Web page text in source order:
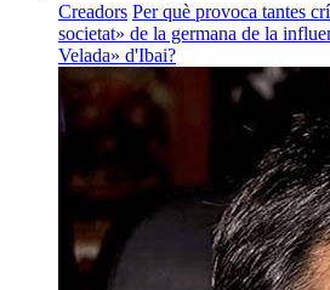
Creadors Per què provoca tantes
societat» de la germana de la
Velada» d'Ibai?